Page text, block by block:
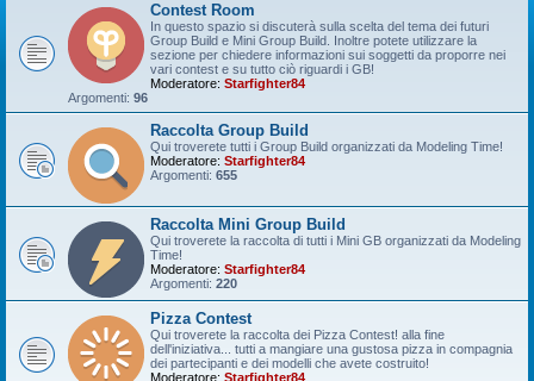
Contest Room
In questo spazio si discuterà sulla scelta del tema dei futuri
Group Build e Mini Group Build. Inoltre potete utilizzare la
sezione per chiedere informazioni sui soggetti da proporre nei
vari contest e su tutto ciò riguardi i GB!
Moderatore: Starfighter84
Argomenti: 96
Raccolta Group Build
Qui troverete tutti i Group Build organizzati da Modeling Time!
Moderatore: Starfighter84
Argomenti: 655
Raccolta Mini Group Build
Qui troverete la raccolta di tutti i Mini GB organizzati da Modeling
Time!
Moderatore: Starfighter84
Argomenti: 220
Pizza Contest
Qui troverete la raccolta dei Pizza Contest! alla fine
dell'iniziativa... tutti a mangiare una gustosa pizza in compagnia
dei partecipanti e dei modelli che avete costruito!
Moderatore: Starfighter84